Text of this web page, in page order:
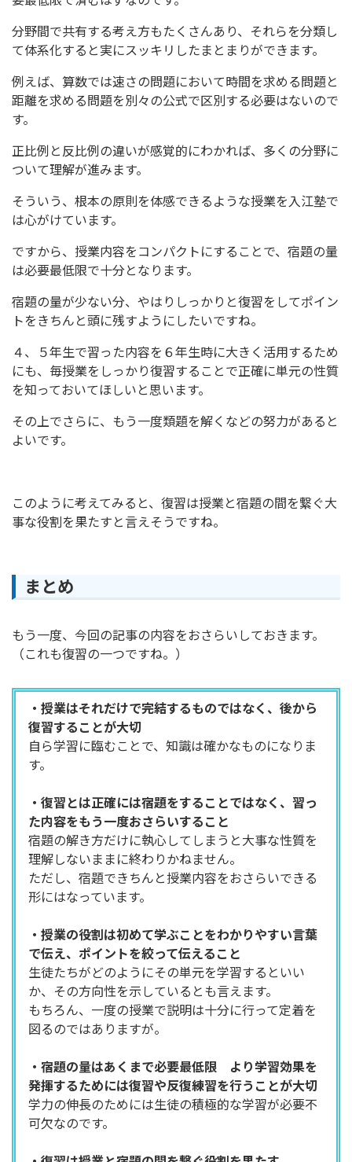
分野間で共有する考え方もたくさんあり、それらを分類し
て体系化すると実にスッキリしたまとまりができます。
例えば、算数では速さの問題において時間を求める問題と
距離を求める問題を別々の公式で区別する必要はないので
す。
正比例と反比例の違いが感覚的にわかれば、多くの分野に
ついて理解が進みます。
そういう、根本の原則を体感できるような授業を入江塾で
は心がけています。
ですから、授業内容をコンパクトにすることで、宿題の量
は必要最低限で十分となります。
宿題の量が少ない分、やはりしっかりと復習をしてポイン
トをきちんと頭に残すようにしたいですね。
４、５年生で習った内容を６年生時に大きく活用するため
にも、毎授業をしっかり復習することで正確に単元の性質
を知っておいてほしいと思います。
その上でさらに、もう一度類題を解くなどの努力があると
よいです。
このように考えてみると、復習は授業と宿題の間を繋ぐ大
事な役割を果たすと言えそうですね。
まとめ
もう一度、今回の記事の内容をおさらいしておきます。
（これも復習の一つですね。）
・授業はそれだけで完結するものではなく、後から
復習することが大切
自ら学習に臨むことで、知識は確かなものになりま
す。
・復習とは正確には宿題をすることではなく、習っ
た内容をもう一度おさらいすること
宿題の解き方だけに執心してしまうと大事な性質を
理解しないままに終わりかねません。
ただし、宿題できちんと授業内容をおさらいできる
形にはなっています。
・授業の役割は初めて学ぶことをわかりやすい言葉
で伝え、ポイントを絞って伝えること
生徒たちがどのようにその単元を学習するといい
か、その方向性を示しているとも言えます。
もちろん、一度の授業で説明は十分に行って定着を
図るのではありますが。
・宿題の量はあくまで必要最低限 より学習効果を
発揮するためには復習や反復練習を行うことが大切
学力の伸長のためには生徒の積極的な学習が必要不
可欠なのです。